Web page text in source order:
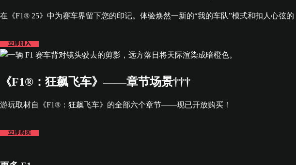
在《F1® 25》中为赛车界留下您的印记。体验焕然一新的“我的车队”模式和扣人心弦的
立即加入
《F1®：狂飙飞车》——章节场景†††
游玩取材自《F1®：狂飙飞车》的全部六个章节——现已开放购买！
立即购买